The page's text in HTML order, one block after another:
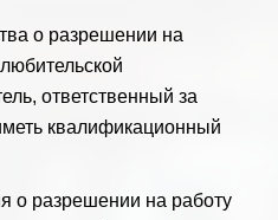
о разрешении на
ответственный за
квалификационный
о разрешении на работу